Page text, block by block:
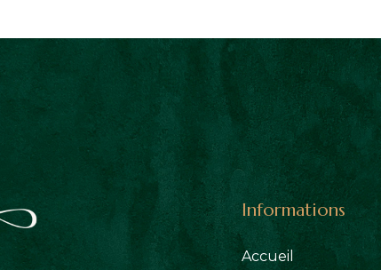
Informations
Accueil